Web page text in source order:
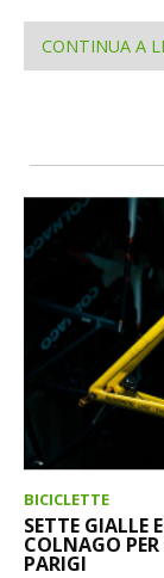
CONTINUA A
BICICLETTE
SETTE GIALLE
COLNAGO
PARIGI